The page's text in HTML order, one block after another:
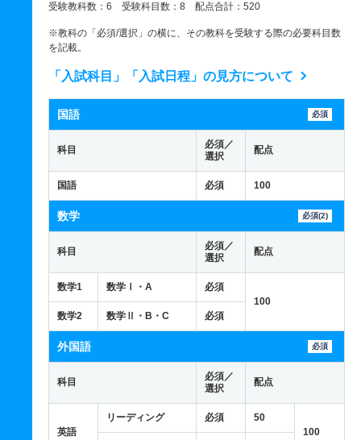
受験教科数：6 受験科目数：8 配点合計：520
※教科の「必須/選択」の横に、その教科を受験する際の必要科目数
を記載。
「入試科目」「入試日程」の見方について
国語 必須
科目
必須／
選択
配点
国語 必須 100
数学 必須(2)
科目
必須／
選択
配点
数学1 数学Ⅰ・A
必須
100
数学2
数学Ⅱ・B・C 必須
外国語 必須
科目
必須／
選択
配点
英語
リーディング 必須
50
100